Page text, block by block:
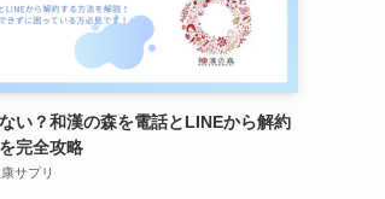
い？和漢の森を電話とLINEから解約
完全攻略
サプリ